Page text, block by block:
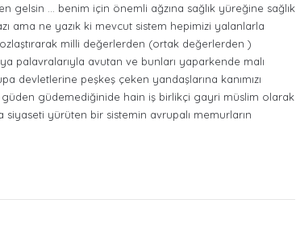
gelsin … benim için önemli ağzına sağlık yüreğine sağlık
ama ne yazık ki mevcut sistem hepimizi yalanlarla
milli değerlerden (ortak değerlerden )
palavralarıyla avutan ve bunları yaparkende malı
peşkeş çeken yandaşlarına kanımızı
güden güdemediğinide hain iş birlikçi gayri müslim olarak
yürüten bir sistemin avrupalı memurların